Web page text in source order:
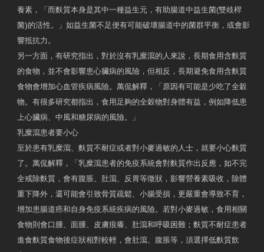
養素，「而麩質本身是其中一種益生元，有助腸道中益生菌(雙歧桿
菌)的活性。」如益生菌不足便有可能破壞腸道中的菌群平衡，或會影
響抵抗力。
另一方面，有研究指出，對於沒有乳糜瀉的人來說，長期食用含麩質
的食物，並不會影響患心臟病的風險，但相反，長期避免食用含麩質
食物會增加心血管疾病風險。萬侃解釋，「原因有可能是少吃了全穀
物。有很多研究都指出，食用足夠的全穀物對身體有益，例如降低患
上心臟病、中風和糖尿病的風險。」
乳糜瀉患者要小心
至於患有乳糜瀉、麩質不耐症或者對小麥過敏的人士，就要小心麩質
了。萬侃解釋，「乳糜瀉患者的免疫系統會對麩質作出反應，如不完
全戒除麩質，會有腹脹、肚瀉、反胃等徵狀，影響營養素吸收，除體
重下降外，還可能會引致骨質疏鬆、小腸受損，更嚴重會導致不育，
增加患腸道癌和自身免疫系統疾病的風險。若對小麥過敏，食用相關
食物則會口腫、面腫、皮膚痕癢、肚瀉和呼吸困難；麩質不耐症患者
進食麩質食物後症狀相對較輕，會肚瀉、腹脹等，須選擇低麩質飲